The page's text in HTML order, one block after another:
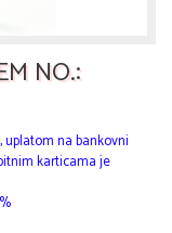
NO.:
uplatom na bankovni
karticama je